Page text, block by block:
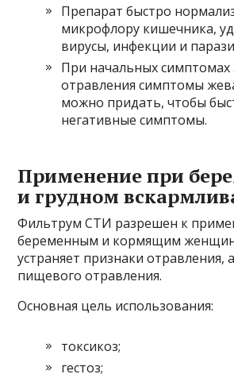
Препарат быстро
микрофлору кишечника,
вирусы, инфекции и
При начальных симптомах
отравления симптомы
можно придать, чтобы
негативные симптомы.
Применение при
и грудном
Фильтрум СТИ разрешен к
беременным и кормящим
устраняет признаки отравления,
пищевого отравления.
Основная цель использования:
токсикоз;
гестоз;